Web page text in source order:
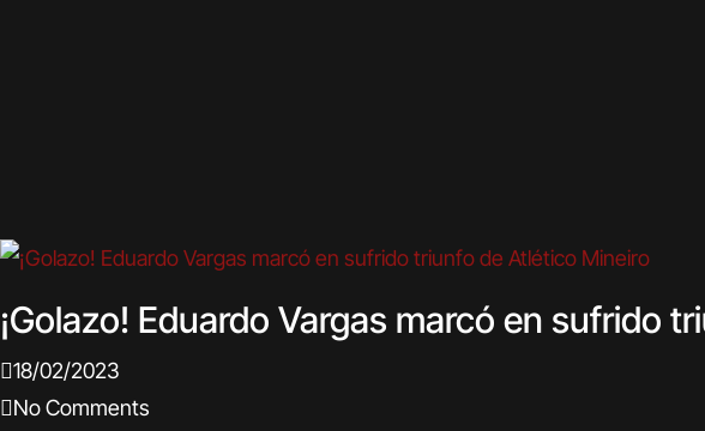
¡Golazo! Eduardo Vargas marcó en sufrido
18/02/2023
No Comments